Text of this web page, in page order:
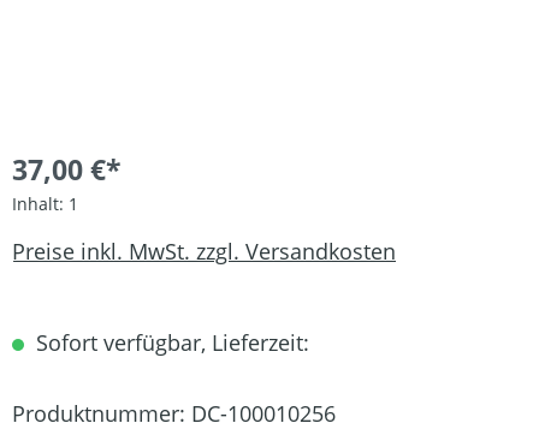
37,00 €*
Inhalt: 1
Preise inkl. MwSt. zzgl. Versandkosten
Sofort verfügbar, Lieferzeit:
Produktnummer: DC-100010256